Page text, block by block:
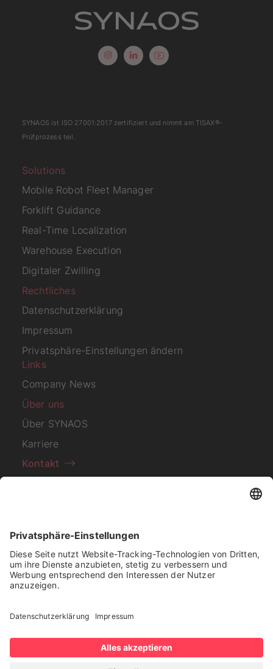
Solutions
Mobile Robot Fleet Manager
Forklift Guidance
Real-Time Localization
Warehouse Execution
Digitaler Zwilling
Rechtliches
Datenschutzerklärung
Impressum
Privatsphäre-Einstellungen ändern
Links
Company News
Über uns
Über SYNAOS
Karriere
Kontakt
Abonnieren Sie unseren
Newsletter
Ich habe die Datenschutzerklärung
SYNAOS ist ISO 27001:2017zertifiziert und nimmt am TISAX®-
Prüfprozess teil.